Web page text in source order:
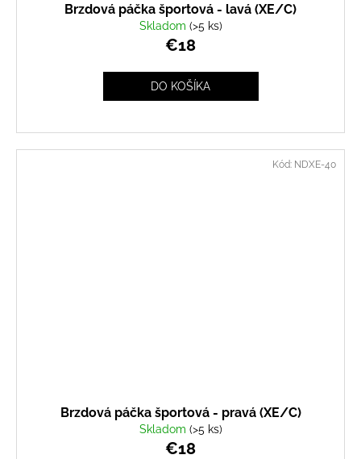
Brzdová páčka športová - lavá (XE/C)
Skladom (>5 ks)
€18
DO KOŠÍKA
Brzdová páčka športová - pravá (XE/C)
Skladom (>5 ks)
€18
Kód: NDXE-40